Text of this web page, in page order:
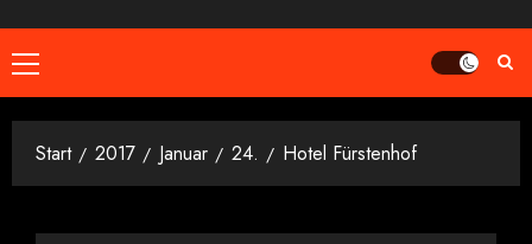
Primäres
Menü
Start 2017 Januar 24. Hotel Fürstenhof